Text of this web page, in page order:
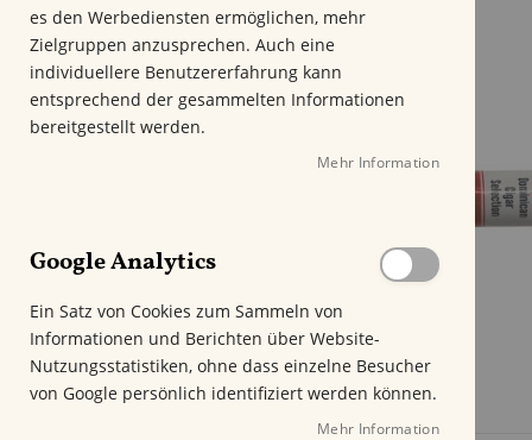
u
E
n
d
e
i
d
g
a
l
es den Werbediensten ermöglichen, mehr
Zielgruppen anzusprechen. Auch eine
individuellere Benutzererfahrung kann
entsprechend der gesammelten Informationen
bereitgestellt werden.
Mehr Information
Google Analytics
Ein Satz von Cookies zum Sammeln von
Informationen und Berichten über Website-
Nutzungsstatistiken, ohne dass einzelne Besucher
von Google persönlich identifiziert werden können.
Mehr Information